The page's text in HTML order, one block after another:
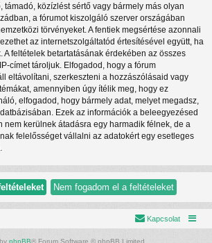
támadó, közízlést sértő vagy bármely más olyan
a fórumot kiszolgáló szerver országában
törvényeket. A fentiek megsértése azonnali
az internetszolgáltatód értesítésével együtt, ha
A feltételek betartatásának érdekében az összes
címet tároljuk. Elfogadod, hogy a fórum
eltávolítani, szerkeszteni a hozzászólásaid vagy
amennyiben úgy ítélik meg, hogy ez
elfogadod, hogy bármely adat, melyet megadsz,
Ezek az információk a beleegyezésed
nem kerülnek átadásra egy harmadik félnek, de a
felelősséget vállalni az adatokért egy esetleges
Kapcsolat
phpBB® Forum Software © phpBB Limited